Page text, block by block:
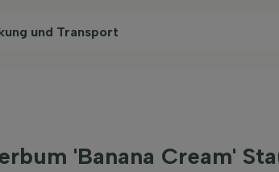
und Transport
'Banana Cream'